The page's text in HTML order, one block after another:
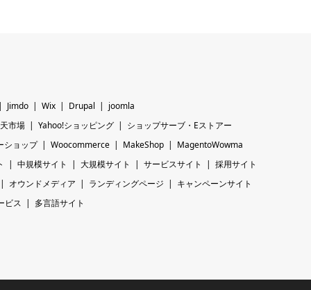
Jimdo Wix Drupal
joomla
市場
Yahoo!ショッピング
ショップサーブ・Eストアー
ショップ
Woocommerce MakeShop
MagentoWowma
中規模サイト 大規模サイト サービスサイト
採用サイト
オウンドメディア
ランディングページ
キャンペーンサイト
ビス
多言語サイト